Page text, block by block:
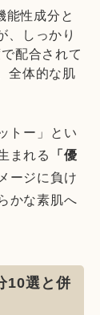
能性成分と
、しっかり
配合されて
全体的な肌
トー」とい
まれる 「優
ージに負け
かな素肌へ
10選と併